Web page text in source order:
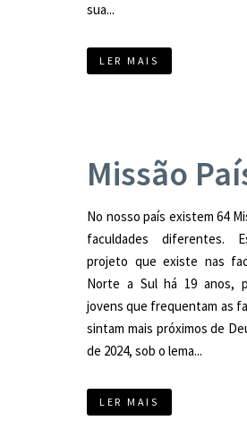
sua...
LER MAIS
Missão
No nosso país existem 64
faculdades diferentes.
projeto que existe nas
Norte a Sul há 19 anos,
jovens que frequentam as
sintam mais próximos de
de 2024, sob o lema...
LER MAIS